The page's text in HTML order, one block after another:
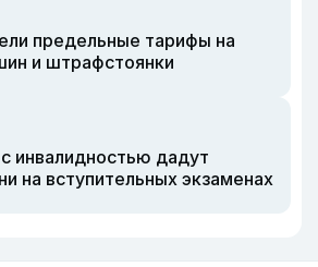
предельные тарифы на
и штрафстоянки
инвалидностью дадут
на вступительных экзаменах